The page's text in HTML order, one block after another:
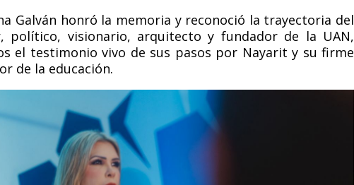
Galván honró la memoria y reconoció la trayectoria del
político, visionario, arquitecto y fundador de la UAN,
el testimonio vivo de sus pasos por Nayarit y su firme
de la educación.